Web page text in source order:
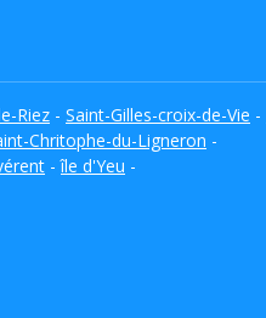
Riez - Saint-Gilles-croix-de-Vie -
Chritophe-du-Ligneron -
-île d'Yeu -